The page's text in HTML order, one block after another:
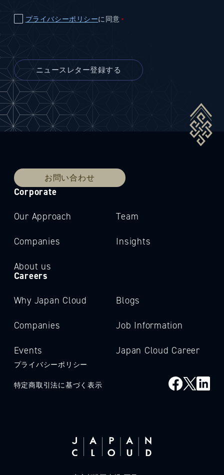
プライバシーポリシーに同意 ＊
お問い合わせ
Corporate
Our Approach
Companies
About us
Team
Insights
Careers
Why Japan Cloud
Companies
Events
Blogs
Job Information
Japan Cloud Career
プライバシーポリシー
特定商取引法に基づく表示